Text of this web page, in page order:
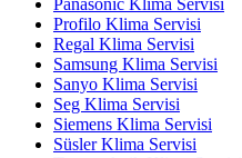
Profilo Klima Servisi
Regal Klima Servisi
Samsung Klima Servisi
Sanyo Klima Servisi
Seg Klima Servisi
Siemens Klima Servisi
Süsler Klima Servisi